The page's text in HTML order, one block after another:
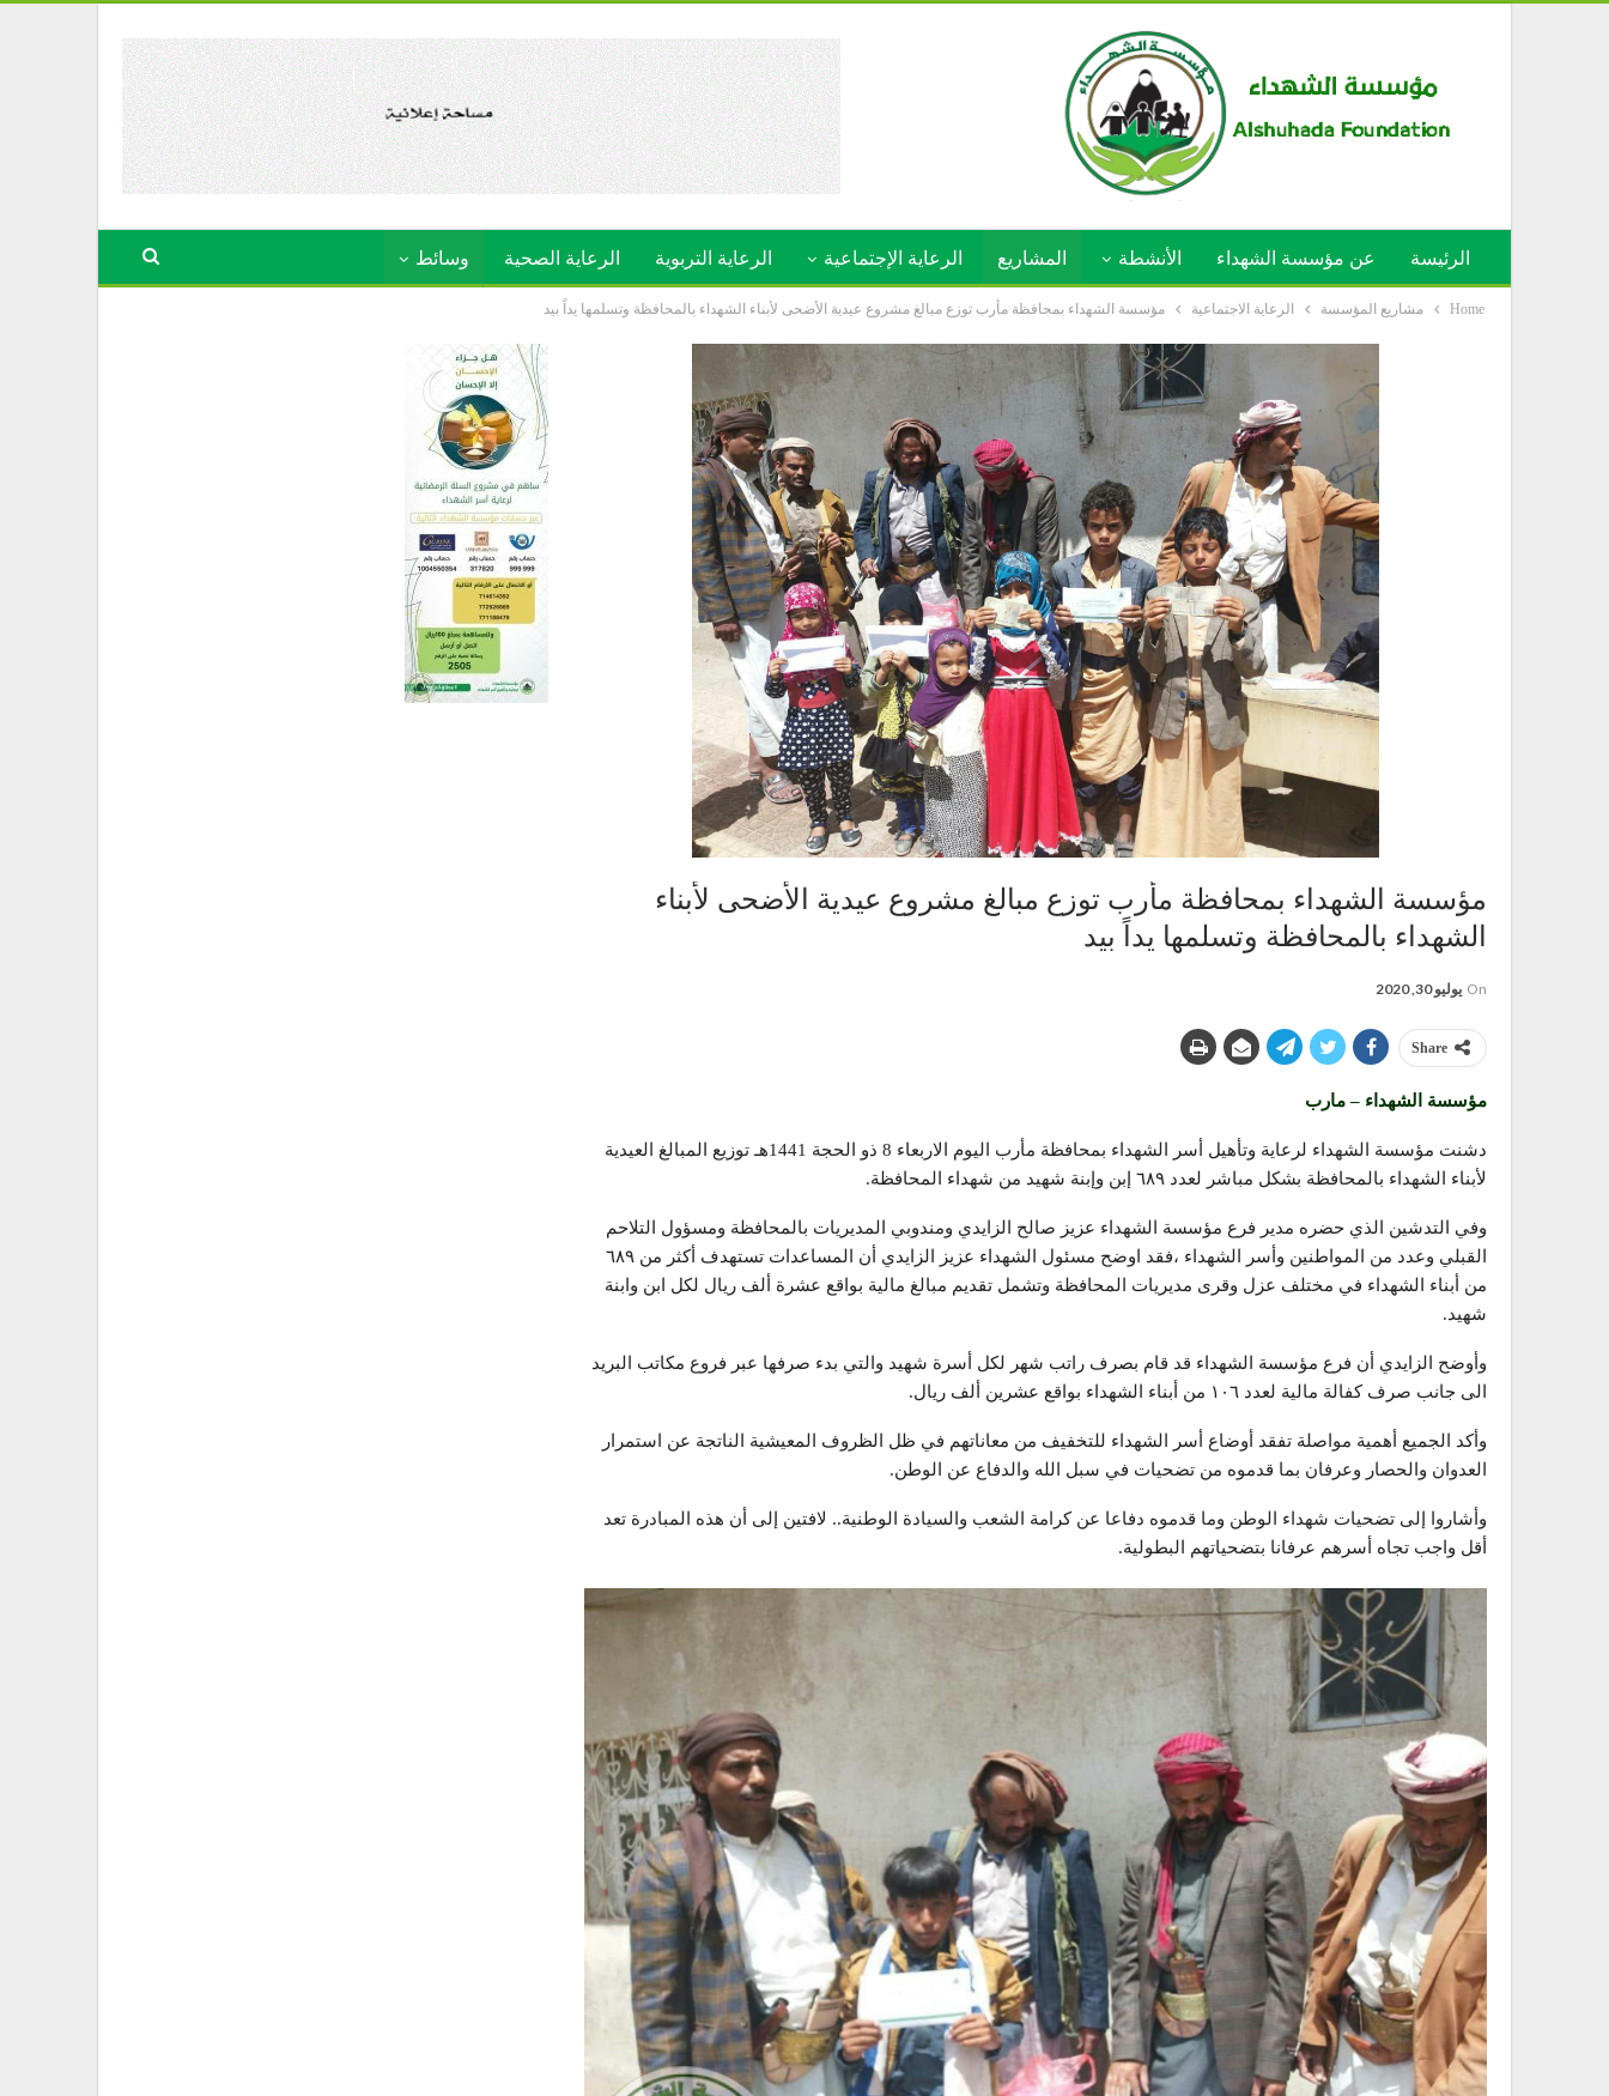
الرئيسة عن مؤسسة الشهداء الأنشطة المشاريع الرعاية الإجتماعية الرعاية التربوية الرعاية الصحية وسائط
Home مشاريع المؤسسة الرعاية الاجتماعية مؤسسة الشهداء بمحافظة مأرب توزع مبالغ مشروع عيدية الأضحى لأبناء الشهداء بالمحافظة وتسلمها يداً بيد
مؤسسة الشهداء بمحافظة مأرب توزع مبالغ مشروع عيدية الأضحى لأبناء
الشهداء بالمحافظة وتسلمها يداً بيد
On يوليو 30, 2020
Share
مؤسسة الشهداء – مارب
دشنت مؤسسة الشهداء لرعاية وتأهيل أسر الشهداء بمحافظة مأرب اليوم الاربعاء 8 ذو الحجة 1441هـ توزيع المبالغ العيدية
لأبناء الشهداء بالمحافظة بشكل مباشر لعدد ٦٨٩ إبن وإبنة شهيد من شهداء المحافظة.
وفي التدشين الذي حضره مدير فرع مؤسسة الشهداء عزيز صالح الزايدي ومندوبي المديريات بالمحافظة ومسؤول التلاحم
القبلي وعدد من المواطنين وأسر الشهداء ،فقد اوضح مسئول الشهداء عزيز الزايدي أن المساعدات تستهدف أكثر من ٦٨٩
من أبناء الشهداء في مختلف عزل وقرى مديريات المحافظة وتشمل تقديم مبالغ مالية بواقع عشرة ألف ريال لكل ابن وابنة
شهيد.
وأوضح الزايدي أن فرع مؤسسة الشهداء قد قام بصرف راتب شهر لكل أسرة شهيد والتي بدء صرفها عبر فروع مكاتب البريد
الى جانب صرف كفالة مالية لعدد ١٠٦ من أبناء الشهداء بواقع عشرين ألف ريال.
وأكد الجميع أهمية مواصلة تفقد أوضاع أسر الشهداء للتخفيف من معاناتهم في ظل الظروف المعيشية الناتجة عن استمرار
العدوان والحصار وعرفان بما قدموه من تضحيات في سبل الله والدفاع عن الوطن.
وأشاروا إلى تضحيات شهداء الوطن وما قدموه دفاعا عن كرامة الشعب والسيادة الوطنية.. لافتين إلى أن هذه المبادرة تعد
أقل واجب تجاه أسرهم عرفانا بتضحياتهم البطولية.